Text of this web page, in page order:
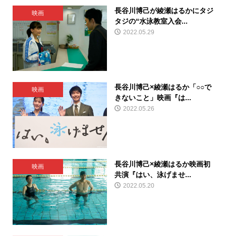
映画
長谷川博己が綾瀬はるかにタジ
タジの“水泳教室入会...
2022.05.29
映画
長谷川博己×綾瀬はるか「○○で
きないこと」映画『は...
2022.05.26
映画
長谷川博己×綾瀬はるか映画初
共演『はい、泳げませ...
2022.05.20